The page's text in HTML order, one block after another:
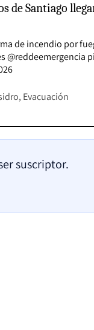
de Santiago
de incendio por
@reddeemergencia
Evacuación
suscriptor.